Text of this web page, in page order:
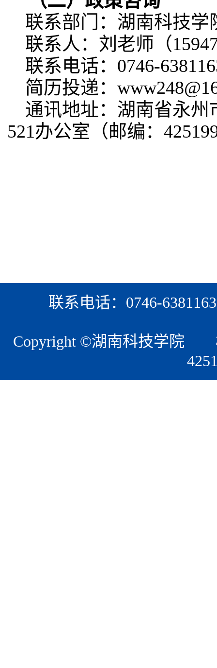
联系部门：湖南科技学
联系人： 刘老师（
联系电话：0746-
简历投递：
通讯地址：湖南省永州
521办公室（邮编：
联系电话：0746-
Copyright ©湖南科技学院